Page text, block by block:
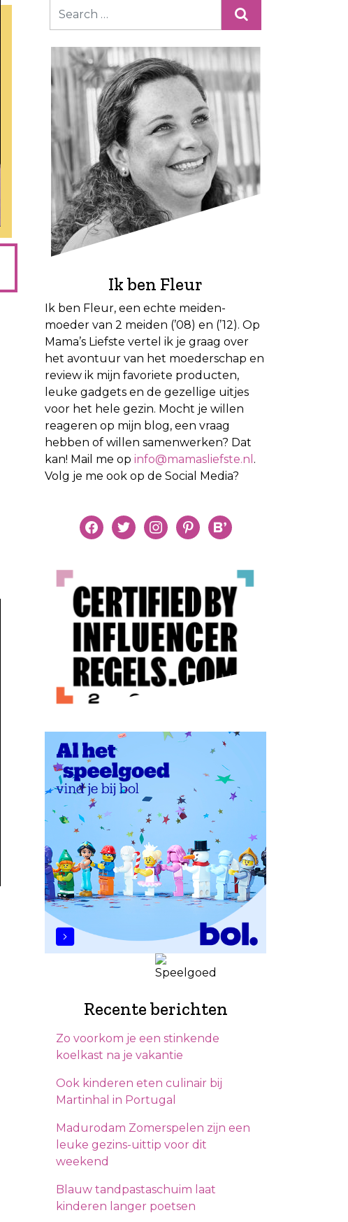
Ik ben Fleur
Ik ben Fleur, een echte meiden-
moeder van 2 meiden (’08) en (’12). Op
Mama’s Liefste vertel ik je graag over
het avontuur van het moederschap en
review ik mijn favoriete producten,
leuke gadgets en de gezellige uitjes
voor het hele gezin. Mocht je willen
reageren op mijn blog, een vraag
hebben of willen samenwerken? Dat
kan! Mail me op info@mamasliefste.nl .
Volg je me ook op de Social Media?
facebooktwitterinstagrampinterestbloglovin
Recente berichten
Zo voorkom je een stinkende
koelkast na je vakantie
Ook kinderen eten culinair bij
Martinhal in Portugal
Madurodam Zomerspelen zijn een
leuke gezins-uittip voor dit
weekend
Blauw tandpastaschuim laat
kinderen langer poetsen